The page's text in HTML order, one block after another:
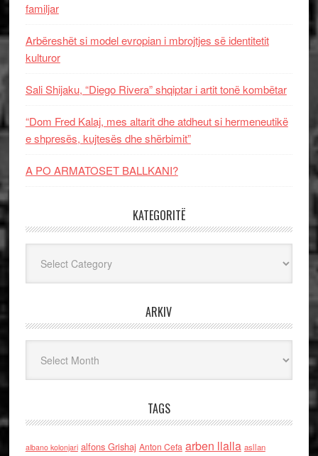
familjar
Arbëreshët si model evropian i mbrojtjes së identitetit
kulturor
Sali Shijaku, “Diego Rivera” shqiptar i artit tonë kombëtar
“Dom Fred Kalaj, mes altarit dhe atdheut si hermeneutikë
e shpresës, kujtesës dhe shërbimit”
A PO ARMATOSET BALLKANI?
KATEGORITË
ARKIV
TAGS
albano kolonjari alfons Grishaj Anton Cefa arben llalla asllan